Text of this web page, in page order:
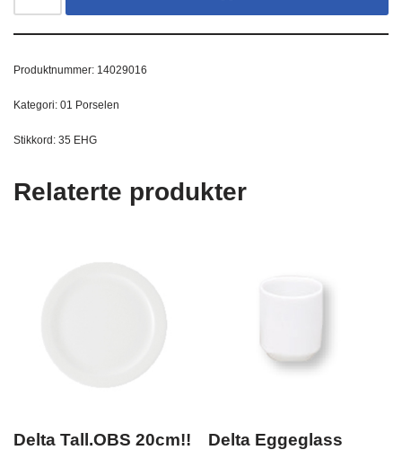
Produktnummer: 14029016
Kategori: 01 Porselen
Stikkord: 35 EHG
Relaterte produkter
Delta Tall.OBS 20cm!!
Delta Eggeglass